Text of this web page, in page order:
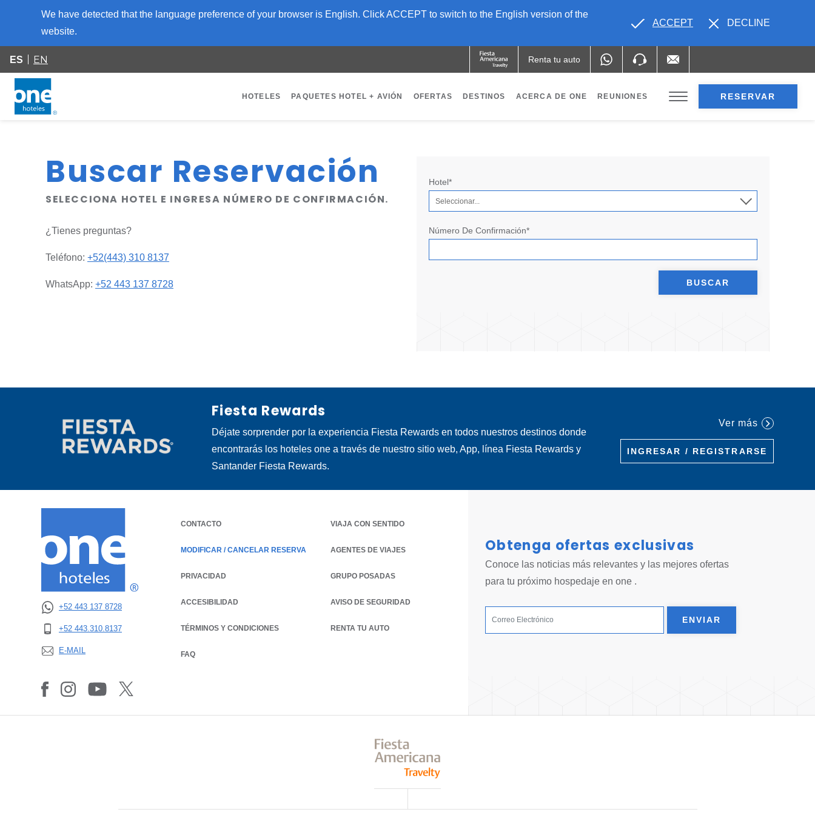
ES EN Renta tu auto
HOTELES PAQUETES HOTEL + AVIÓN
OPENS IN A NEW TAB.
OFERTAS DESTINOS ACERCA DE ONE REUNIONES RESERVAR
We have detected that the language preference of your browser is English. Click ACCEPT to switch to the English version of the
website.
ACCEPT DECLINE
Buscar Reservación
SELECCIONA HOTEL E INGRESA NÚMERO DE CONFIRMACIÓN.
¿Tienes preguntas?
Teléfono: +52(443) 310 8137
WhatsApp: +52 443 137 8728
Hotel*
Seleccionar...
Número De Confirmación*
BUSCAR
Fiesta Rewards
Déjate sorprender por la experiencia Fiesta Rewards en todos nuestros destinos donde
encontrarás los hoteles one a través de nuestro sitio web, App, línea Fiesta Rewards y
Santander Fiesta Rewards.
Ver más
INGRESAR / REGISTRARSE
+52 443 137 8728
OPENS IN A NEW TAB.
+52 443.310.8137
OPENS IN A NEW TAB.
E-MAIL
OPENS IN A NEW TAB.
CONTACTO
MODIFICAR / CANCELAR RESERVA
PRIVACIDAD
OPENS IN A NEW TAB.
ACCESIBILIDAD
TÉRMINOS Y CONDICIONES
FAQ
VIAJA CON SENTIDO
AGENTES DE VIAJES
GRUPO POSADAS
AVISO DE SEGURIDAD
RENTA TU AUTO
OPENS IN A NEW TAB.
Obtenga ofertas exclusivas
Conoce las noticias más relevantes y las mejores ofertas
para tu próximo hospedaje en one .
ENVIAR